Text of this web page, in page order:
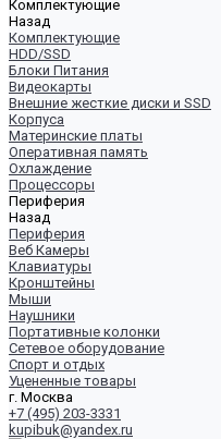
Комплектующие
Назад
Комплектующие
HDD/SSD
Блоки Питания
Видеокарты
Внешние жесткие диски и SSD
Корпуса
Материнские платы
Оперативная память
Охлаждение
Процессоры
Периферия
Назад
Периферия
Веб Камеры
Клавиатуры
Кронштейны
Мыши
Наушники
Портативные колонки
Сетевое оборудование
Спорт и отдых
Уцененные товары
г. Москва
+7 (495) 203-3331
kupibuk@yandex.ru